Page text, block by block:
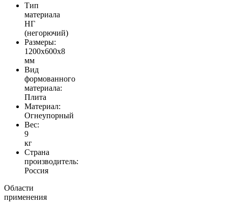
Тип
материала
НГ
(негорючий)
Размеры:
1200х600х8
мм
Вид
формованного
материала:
Плита
Материал:
Огнеупорный
Вес:
9
кг
Страна
производитель:
Россия
Области
применения